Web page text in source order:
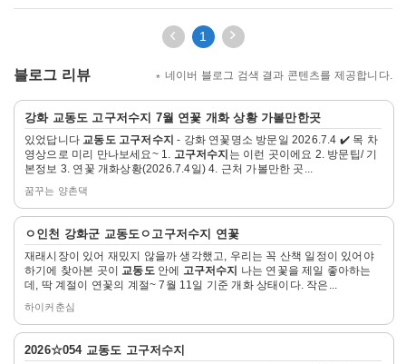
도
이
전
페
이
지
이
동
1
다
음
페
이
지
이
동
블로그 리뷰 네이버 블로그 검색 결과 콘텐츠를 제공합니다.
강화 교동도 고구저수지 7월 연꽃 개화 상황 가볼만한곳
있었답니다 교동도 고구저수지 - 강화 연꽃명소 방문일 2026.7.4 ✔️ 목 차
영상으로 미리 만나보세요~ 1.
고구저수지 는 이런 곳이에요 2. 방문팁/ 기
본정보 3. 연꽃 개화상황(2026.7.4일) 4. 근처 가볼만한 곳...
꿈꾸는 양촌댁
자
ㅇ인천 강화군 교동도 ㅇ 고구저수지 연꽃
재래시장이 있어 재밌지 않을까 생각했고, 우리는 꼭 산책 일정이 있어야
하기에 찾아본 곳이 교동도 안에 고구저수지 나는 연꽃을 제일 좋아하는
데, 딱 계절이 연꽃의 계절~ 7월 11일 기준 개화 상태이다. 작은...
하이커춘심
자
히
보
기
2026☆054 교동도 고구저수지
자
세